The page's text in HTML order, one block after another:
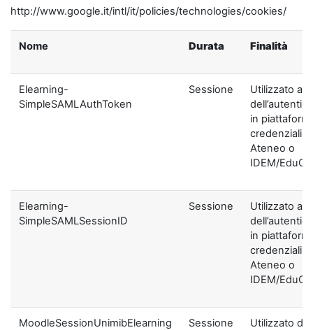
http://www.google.it/intl/it/policies/technologies/cookies/
Nome Durata Finalità
Elearning-
SimpleSAMLAuthToken
Sessione
Utilizzato ai
in
credenziali di
Ateneo o
IDEM/
Elearning-
SimpleSAMLSessionID
Sessione
Utilizzato ai
in
credenziali di
Ateneo o
IDEM/
MoodleSessionUnimibElearning Sessione
Utilizzato